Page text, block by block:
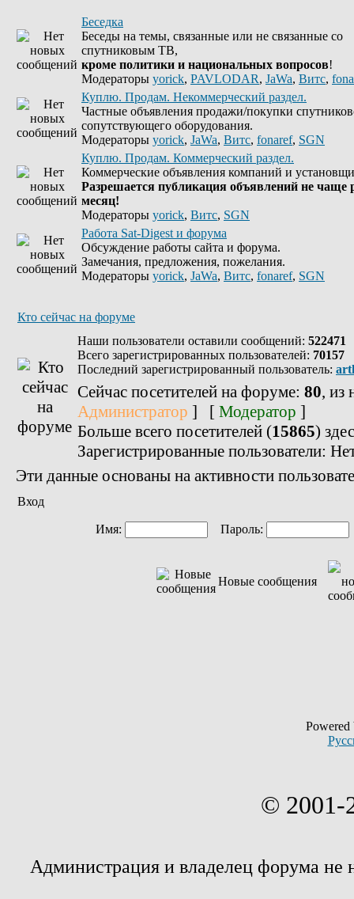
Беседка
Беседы на темы, связанные или не связанные со
спутниковым ТВ,
кроме политики и национальных вопросов!
Модераторы yorick, PAVLODAR, JaWa, Витс,
Куплю. Продам. Некоммерческий раздел.
Частные объявления продажи/покупки
сопутствующего оборудования.
Модераторы yorick, JaWa, Витс, fonaref, SGN
Куплю. Продам. Коммерческий раздел.
Коммерческие объявления компаний и
Разрешается публикация объявлений не чаще
месяц!
Модераторы yorick, Витс, SGN
Работа Sat-Digest и форума
Обсуждение работы сайта и форума.
Замечания, предложения, пожелания.
Модераторы yorick, JaWa, Витс, fonaref, SGN
Кто сейчас на форуме
Наши пользователи оставили сообщений: 522471
Всего зарегистрированных пользователей: 70157
Последний зарегистрированный пользователь:
Сейчас посетителей на форуме: 80, из
Администратор ] [ Модератор ]
Больше всего посетителей (15865)
Зарегистрированные пользователи:
Эти данные основаны на активности
Вход
Имя: Пароль:
Новые сообщения
© 2001-
Администрация и владелец форума не